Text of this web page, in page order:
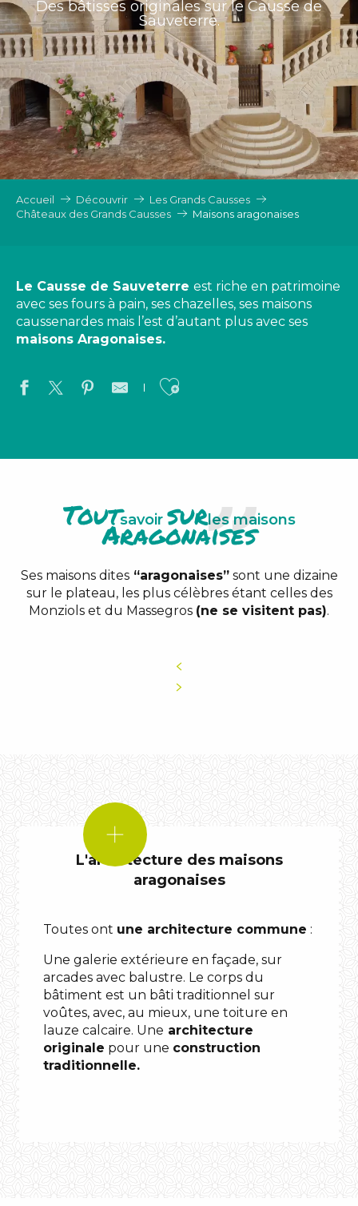
Des bâtisses originales sur le Causse de
Sauveterre.
Accueil Découvrir
Les Grands Causses
Châteaux des Grands Causses
Maisons aragonaises
Le Causse de Sauveterre est riche en patrimoine
avec ses fours à pain, ses chazelles, ses maisons
caussenardes mais l’est d’autant plus avec ses
maisons Aragonaises.
Ajouter aux
Toutsavoir surles maisons
Aragonaises
Ses maisons dites“aragonaises”sont une dizaine
sur le plateau, les plus célèbres étant celles des
Monziols et du Massegros (ne se visitent pas).
LE
SAVIEZ-
VOUS
d’afficher
leur
richesse
L'architecture des maisons
aragonaises
Toutes ont une architecture commune :
Une galerie extérieure en façade, sur
arcades avec balustre. Le corps du
bâtiment est un bâti traditionnel sur
voûtes, avec, au mieux, une toiture en
lauze calcaire. Une architecture
originale pour une construction
traditionnelle.